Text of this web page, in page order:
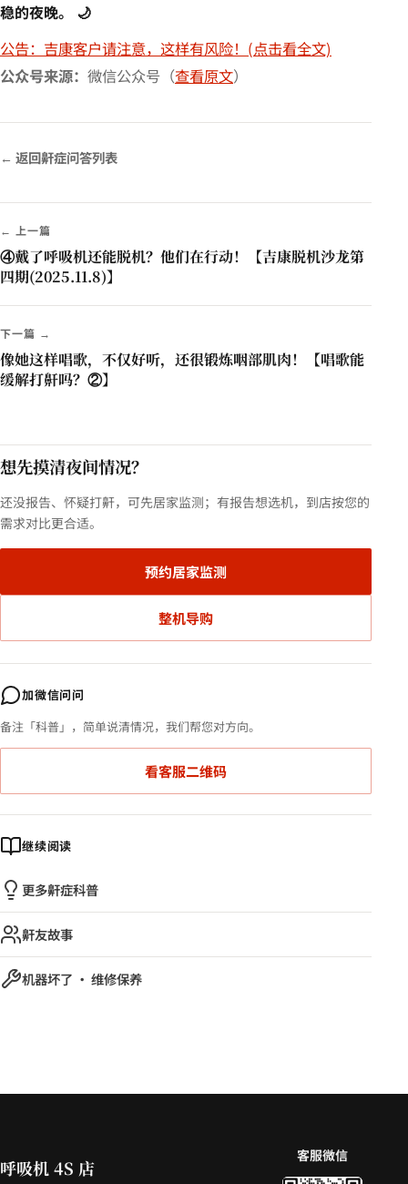
稳的夜晚。 🌙
公告：吉康客户请注意，这样有风险！(点击看全文)
公众号来源： 微信公众号（查看原文）
← 返回鼾症问答列表
← 上一篇
④戴了呼吸机还能脱机？他们在行动！【吉康脱机沙龙第
四期(2025.11.8)】
下一篇 →
像她这样唱歌，不仅好听，还很锻炼咽部肌肉！【唱歌能
缓解打鼾吗？②】
想先摸清夜间情况？
还没报告、怀疑打鼾，可先居家监测；有报告想选机，到店按您的
需求对比更合适。
预约居家监测
整机导购
加微信问问
备注「科普」，简单说清情况，我们帮您对方向。
看客服二维码
继续阅读
更多鼾症科普
鼾友故事
机器坏了 · 维修保养
呼吸机 4S 店
客服微信